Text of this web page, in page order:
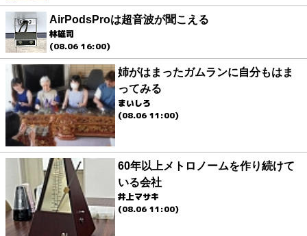
AirPodsProは超音波が聞こえる
林雄司
(08.06 16:00)
姉がはまったガムランに自分もはま
ってみる
まいしろ
(08.06 11:00)
60年以上メトロノームを作り続けて
いる会社
井上マサキ
(08.06 11:00)